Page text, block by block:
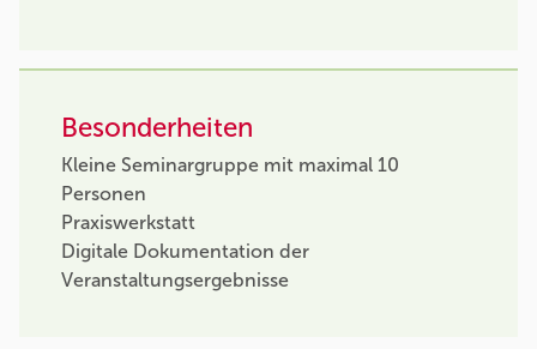
Besonderheiten
Kleine Seminargruppe mit maximal 10
Personen
Praxiswerkstatt
Digitale Dokumentation der
Veranstaltungsergebnisse